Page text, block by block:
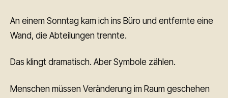
An einem Sonntag kam ich ins Büro und entfernte eine
Wand, die Abteilungen trennte.
Das klingt dramatisch. Aber Symbole zählen.
Menschen müssen Veränderung im Raum geschehen